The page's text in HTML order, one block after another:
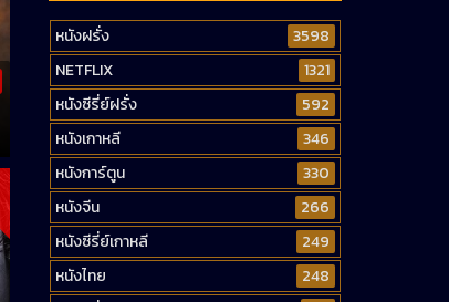
หนังฝรั่ง
3598
NETFLIX
1321
หนังซีรี่ย์ฝรั่ง
592
หนังเกาหลี
346
หนังการ์ตูน
330
หนังจีน
266
หนังซีรี่ย์เกาหลี
249
หนังไทย
248